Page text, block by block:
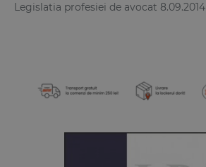
Legislatia profesiei de avocat 8.09.2014